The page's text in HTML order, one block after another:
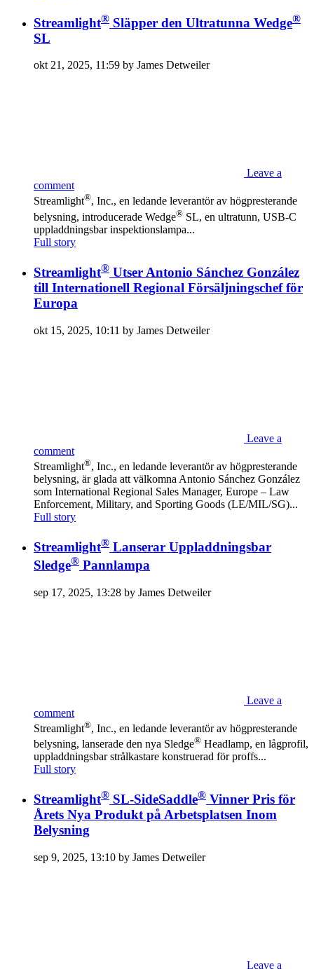
Streamlight® Släpper den Ultratunna Wedge®
SL
okt 21, 2025, 11:59 by James Detweiler
Leave a
comment
Streamlight®, Inc., en ledande leverantör av högpresterande
belysning, introducerade Wedge® SL, en ultratunn, USB-C
uppladdningsbar inspektionslampa...
Full story
Streamlight® Utser Antonio Sánchez González
till Internationell Regional Försäljningschef för
Europa
okt 15, 2025, 10:11 by James Detweiler
Leave a
comment
Streamlight®, Inc., en ledande leverantör av högpresterande
belysning, är glada att välkomna Antonio Sánchez González
som International Regional Sales Manager, Europe – Law
Enforcement, Military, and Sporting Goods (LE/MIL/SG)...
Full story
Streamlight® Lanserar Uppladdningsbar
Sledge® Pannlampa
sep 17, 2025, 13:28 by James Detweiler
Leave a
comment
Streamlight®, Inc., en ledande leverantör av högpresterande
belysning, lanserade den nya Sledge® Headlamp, en lågprofil,
uppladdningsbar strålkastare konstruerad för proffs...
Full story
Streamlight® SL-SideSaddle® Vinner Pris för
Årets Nya Produkt på Arbetsplatsen Inom
Belysning
sep 9, 2025, 13:10 by James Detweiler
Leave a